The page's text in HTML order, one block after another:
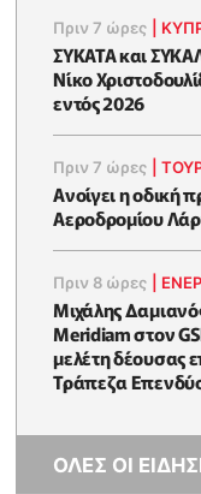
Πριν 7 ώρες
ΣΥΚΑΤΑ και
Νίκο
εντός 2026
Πριν 7 ώρες |
Ανοίγει η οδική
Αεροδρομίου
Πριν 8 ώρες
Μιχάλης
Meridiam στον
μελέτη δέουσας
Τράπεζα
ΟΛΕΣ ΟΙ